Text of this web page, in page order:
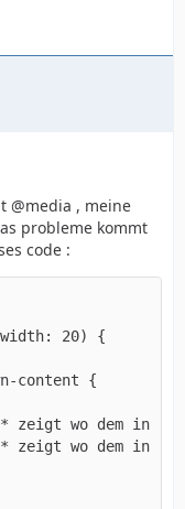
@media , meine
probleme kommt
code :